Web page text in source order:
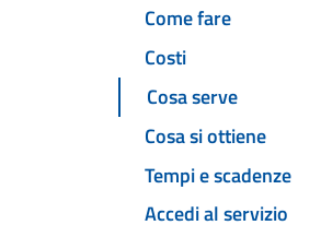
Come fare
Costi
Cosa serve
Cosa si ottiene
Tempi e scadenze
Accedi al servizio